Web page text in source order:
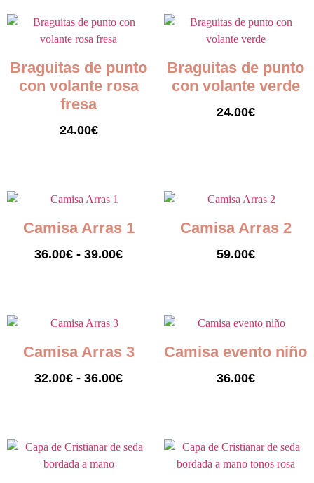
Braguitas de punto
con volante rosa
fresa
24.00€
Braguitas de punto
con volante verde
24.00€
Camisa Arras 1
36.00€ - 39.00€
Camisa Arras 2
59.00€
Camisa Arras 3
32.00€ - 36.00€
Camisa evento niño
36.00€